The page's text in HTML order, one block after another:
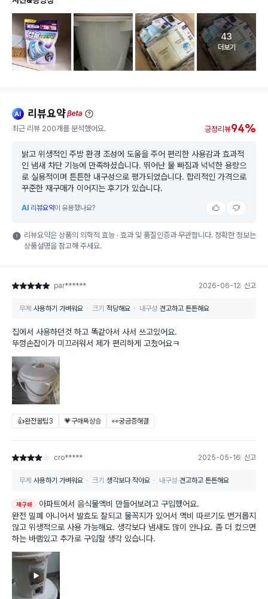
고객 리뷰
43
더보기
ai 리뷰요약beta
최근 리뷰 200개를 분석했어요. 긍정리뷰94%
밝고 위생적인 주방 환경 조성에 도움을 주어 편리한 사용감과 효과적
인 냄새 차단 기능에 만족하셨습니다. 뛰어난 물 빠짐과 넉넉한 용량으
로 실용적이며 튼튼한 내구성으로 평가되었습니다. 합리적인 가격으로
꾸준한 재구매가 이어지는 후기가 있습니다.
AI 리뷰요약이 유용했나요?
리뷰요약은 상품의 의학적 효능 · 효과 및 품질인증과 무관합니다. 정확한 정보는
상품설명을 참고해 주세요.
별점 5점 par****** 2026-06-12 신고
무게 사용하기 가벼워요 크기 적당해요 내구성 견고하고 튼튼해요
집에서 사용하던것 하고 똑같아서 사서 쓰고있어요.
뚜껑손잡이가 미끄러워서 제가 편리하게 고쳤어요ㅋ
👍완전꿀팁3 💗구매욕상승 👀궁금증해결
별점 4점 cro***** 2025-05-16 신고
무게 사용하기 가벼워요 크기 생각보다 작아요 내구성 견고하고 튼튼해요
재구매
아파트에서 음식물액비 만들어보려고 구입했어요.
완전 밀폐 아니어서 발효도 잘되고 물꼭지가 있어서 액비 따르기도 번거롭지
않고 위생적으로 사용 가능해요. 생각보다 냄새도 많이 안나요. 좀 더 컸으면
하는 바램있고 추가로 구입할 생각 있습니다.